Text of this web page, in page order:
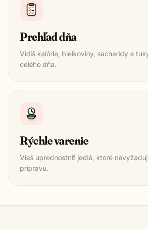
Prehľad dňa
Vidíš kalórie, bielkoviny, sacharidy a
celého dňa.
Rýchle varenie
Vieš uprednostniť jedlá, ktoré
prípravu.